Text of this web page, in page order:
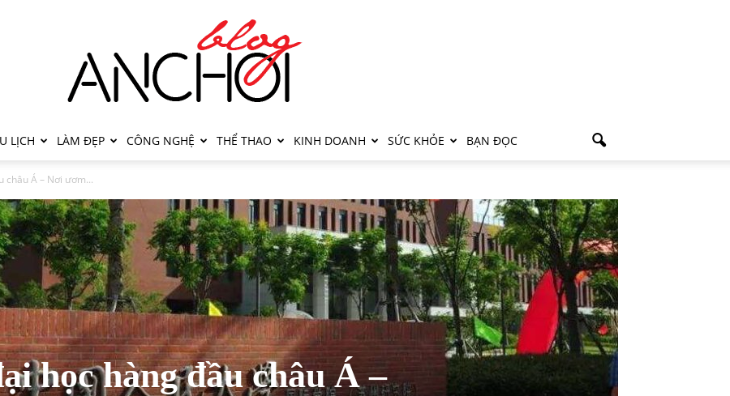
LỊCH LÀM ĐẸP CÔNG NGHỆ THỂ THAO KINH DOANH SỨC KHỎE BẠN ĐỌC
châu Á – Nơi ươm...
học hàng đầu châu Á –